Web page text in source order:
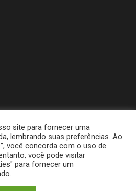
2025 / Todos os direitos reservados
site para fornecer uma
lembrando suas preferências. Ao
você concorda com o uso de
você pode visitar
para fornecer um